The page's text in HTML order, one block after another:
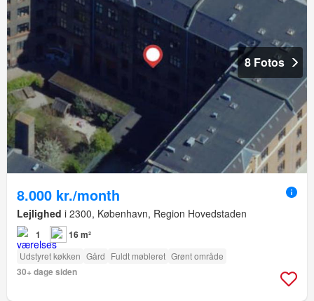
8 Fotos
8.000 kr./month
Lejlighed i 2300, København, Region Hovedstaden
1 16 m²
Udstyret køkken Gård Fuldt møbleret Grønt område
30+ dage siden